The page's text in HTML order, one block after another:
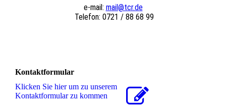
e-mail: mail@tcr.de
Telefon: 0721 / 88 68 99
Kontaktformular
Klicken Sie hier um zu unserem
Kon­takt­for­mu­lar zu kommen